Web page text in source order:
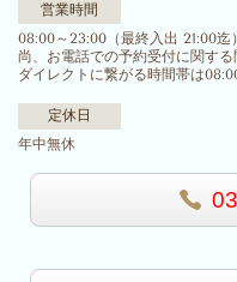
営業時間
08:00～23:00（最終入出 21:00迄）
尚、お電話での予約受付に関する
ダイレクトに繋がる時間帯は
定休日
年中無休